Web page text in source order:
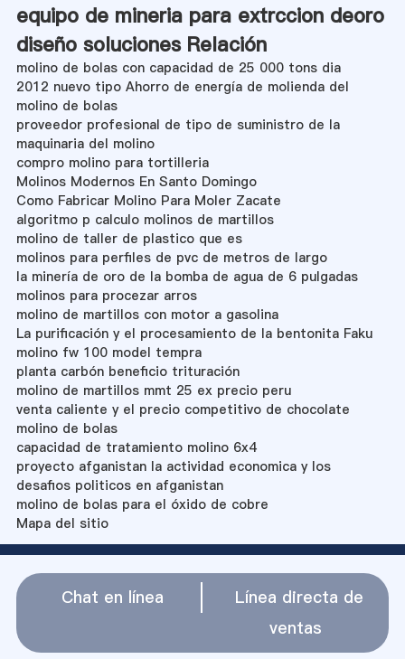
equipo de mineria para extrccion deoro
diseño soluciones Relación
molino de bolas con capacidad de 25 000 tons dia
2012 nuevo tipo Ahorro de energía de molienda del
molino de bolas
proveedor profesional de tipo de suministro de la
maquinaria del molino
compro molino para tortilleria
Molinos Modernos En Santo Domingo
Como Fabricar Molino Para Moler Zacate
algoritmo p calculo molinos de martillos
molino de taller de plastico que es
molinos para perfiles de pvc de metros de largo
la minería de oro de la bomba de agua de 6 pulgadas
molinos para procezar arros
molino de martillos con motor a gasolina
La purificación y el procesamiento de la bentonita Faku
molino fw 100 model tempra
planta carbón beneficio trituración
molino de martillos mmt 25 ex precio peru
venta caliente y el precio competitivo de chocolate
molino de bolas
capacidad de tratamiento molino 6x4
proyecto afganistan la actividad economica y los
desafios politicos en afganistan
molino de bolas para el óxido de cobre
Mapa del sitio
Chat en línea
Línea directa de
ventas